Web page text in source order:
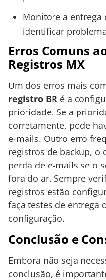
Monitore a entrega
identificar
Erros Comuns
Registros MX
Um dos erros mais
registro BR é a
prioridade. Se a
corretamente, pode
e-mails. Outro erro
registros de backup, o
perda de e-mails se o
fora do ar. Sempre
registros estão
faça testes de entrega
configuração.
Conclusão e
Embora não seja
conclusão, é